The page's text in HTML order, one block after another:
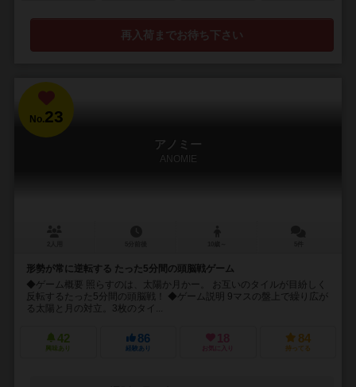
再入荷までお待ち下さい
No.23
アノミー
ANOMIE
形勢が常に逆転する たった5分間の頭脳戦ゲーム
◆ゲーム概要 照らすのは、太陽か月かー。 お互いのタイルが目紛しく
反転するたった5分間の頭脳戦！ ◆ゲーム説明 9マスの盤上で繰り広が
る太陽と月の対立。3枚のタイ...
42
興味あり
86
経験あり
18
お気に入り
84
持ってる